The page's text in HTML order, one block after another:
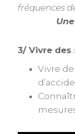
fréquences
3/ Vivre
Vivre